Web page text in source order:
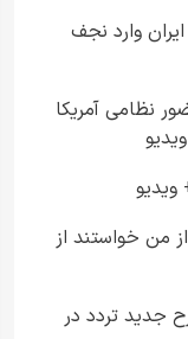
وارد نجف
نظامی آمریکا
ویدیو
من خواستند از
جدید تردد در